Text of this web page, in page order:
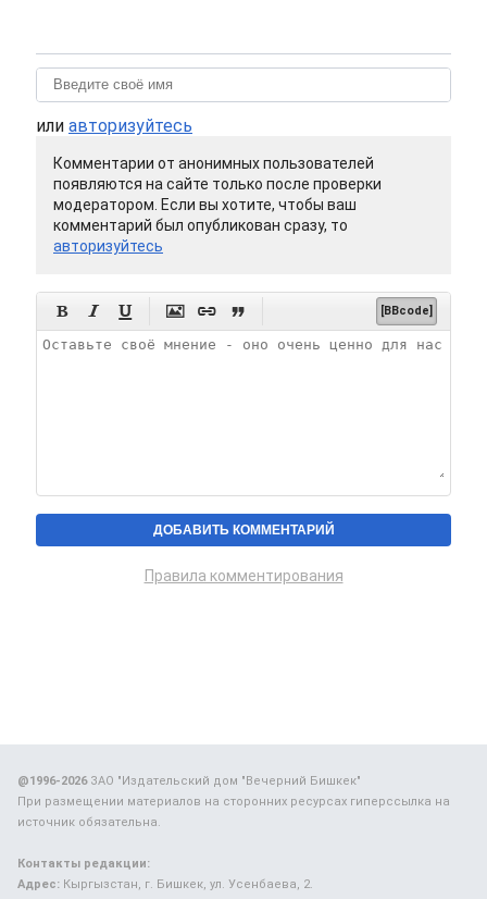
или авторизуйтесь
Комментарии от анонимных пользователей
появляются на сайте только после проверки
модератором. Если вы хотите, чтобы ваш
комментарий был опубликован сразу, то
авторизуйтесь
      [BBcode]
Правила комментирования
@1996-2026ЗАО "Издательский дом "Вечерний Бишкек"
При размещении материалов на сторонних ресурсах гиперссылка на
источник обязательна.
Контакты редакции:
Адрес: Кыргызстан, г. Бишкек, ул. Усенбаева, 2.